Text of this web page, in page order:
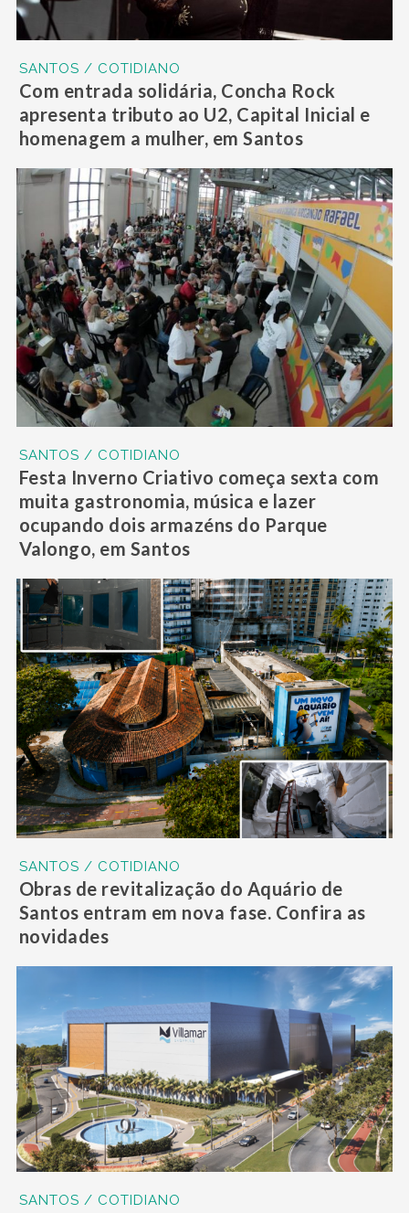
SANTOS / COTIDIANO
Com entrada solidária, Concha Rock
apresenta tributo ao U2, Capital Inicial e
homenagem a mulher, em Santos
SANTOS / COTIDIANO
Festa Inverno Criativo começa sexta com
muita gastronomia, música e lazer
ocupando dois armazéns do Parque
Valongo, em Santos
SANTOS / COTIDIANO
Obras de revitalização do Aquário de
Santos entram em nova fase. Confira as
novidades
SANTOS / COTIDIANO